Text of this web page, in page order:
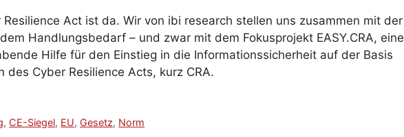
Resilience Act ist da. Wir von ibi research stellen uns zusammen mit der
Handlungsbedarf – und zwar mit dem Fokusprojekt EASY.CRA, eine
Hilfe für den Einstieg in die Informationssicherheit auf der Basis
des Cyber Resilience Acts, kurz CRA.
, CE-Siegel, EU, Gesetz, Norm